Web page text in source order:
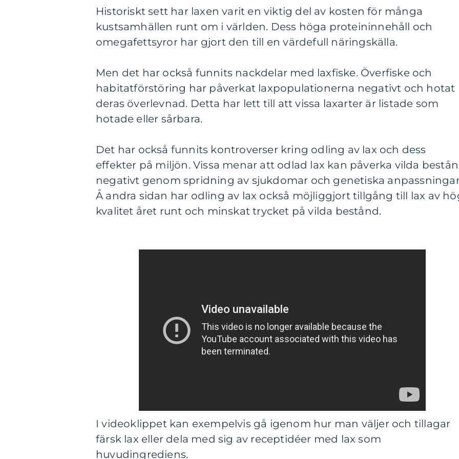
Historiskt sett har laxen varit en viktig del av kosten för många
kustsamhällen runt om i världen. Dess höga proteininnehåll och
omegafettsyror har gjort den till en värdefull näringskälla.
Men det har också funnits nackdelar med laxfiske. Överfiske och
habitatförstöring har påverkat laxpopulationerna negativt och hotat
deras överlevnad. Detta har lett till att vissa laxarter är listade som
hotade eller sårbara.
Det har också funnits kontroverser kring odling av lax och dess
effekter på miljön. Vissa menar att odlad lax kan påverka vilda
negativt genom spridning av sjukdomar och genetiska
Å andra sidan har odling av lax också möjliggjort tillgång till lax av
kvalitet året runt och minskat trycket på vilda bestånd.
I videoklippet kan exempelvis gå igenom hur man väljer och tillagar
färsk lax eller dela med sig av receptidéer med lax som
huvudingrediens.